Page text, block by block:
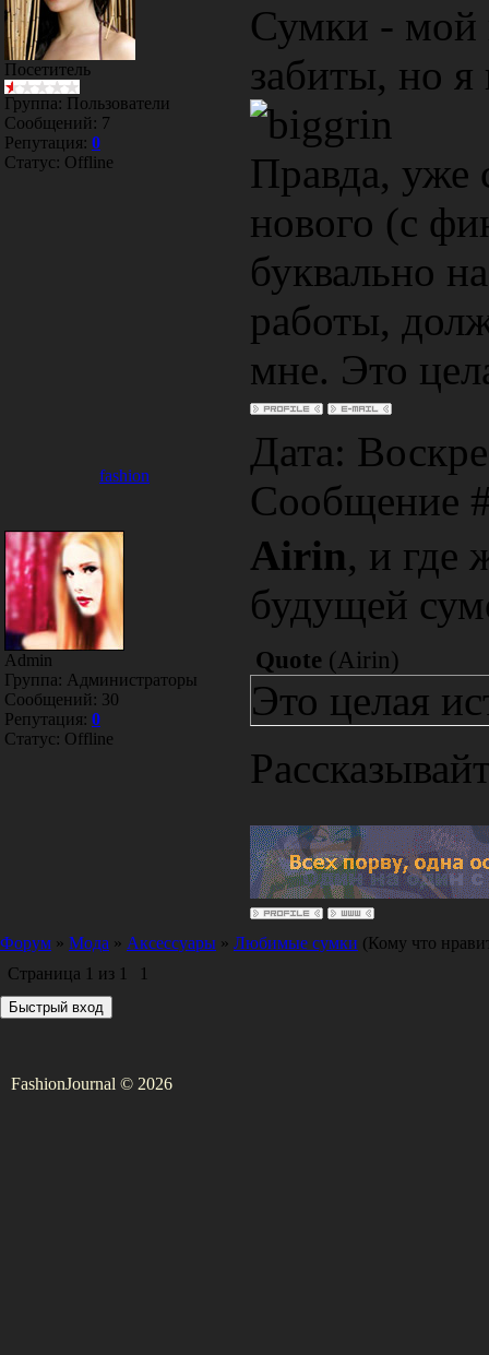
Посетитель
Группа: Пользователи
Сообщений: 7
Репутация: 0
Статус: Offline
Сумки - мой
забиты, но я
Правда, уже
нового (с
буквально
работы,
мне. Это
fashion
Дата:
Сообщение
Admin
Группа: Администраторы
Сообщений: 30
Репутация: 0
Статус: Offline
Airin, и где
будущей
Quote (Airin)
Это целая
Форум » Мода » Аксессуары » Любимые сумки (Кому что
Страница 1 из 1 1
FashionJournal © 2026